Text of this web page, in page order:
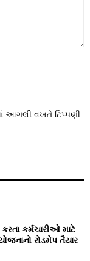
આગલી વખતે ટિપ્પણી
કર્મચારીઓ માટે
રોડમેપ તૈયાર